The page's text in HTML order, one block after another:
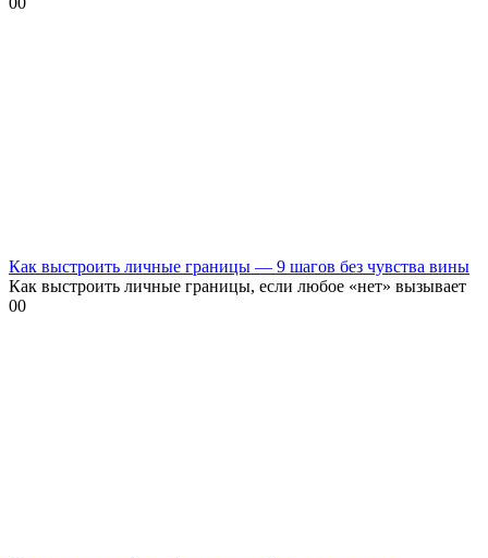
Как выстроить личные границы — 9 шагов без чувства вины
Как выстроить личные границы, если любое «нет» вызывает
00